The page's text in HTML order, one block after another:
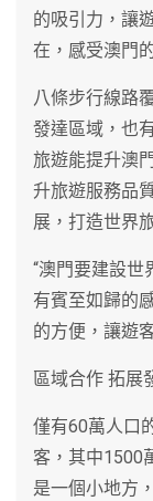
的吸引力，讓
在，感受澳門
八條步行線路
發達區域，也
旅遊能提升澳
升旅遊服務品
展，打造世界
“澳門要建設
有賓至如歸的
的方便，讓遊
區域合作 拓展
僅有60萬人口
客，其中1500
是一個小地方